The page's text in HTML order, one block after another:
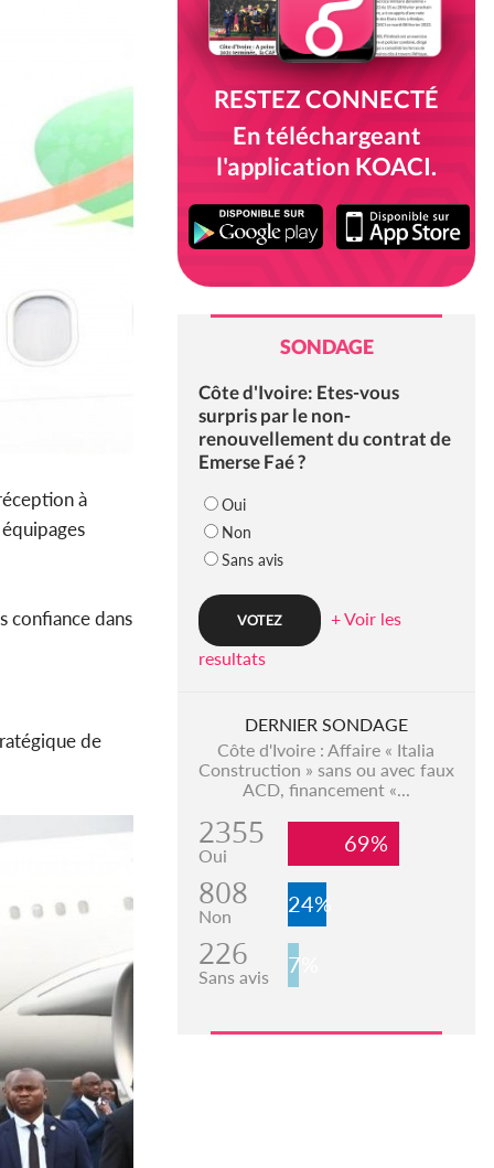
à
confiance dans
de
RESTEZ CONNECTÉ
En téléchargeant
l'application KOACI.
SONDAGE
Côte d'Ivoire: Etes-vous
surpris par le non-
renouvellement du contrat de
Emerse Faé ?
Oui
Non
Sans avis
+ Voir les
resultats
DERNIER SONDAGE
Côte d'Ivoire : Affaire « Italia
Construction » sans ou avec faux
ACD, financement «...
2355
Oui 69%
808
Non 24%
226
Sans avis 7%